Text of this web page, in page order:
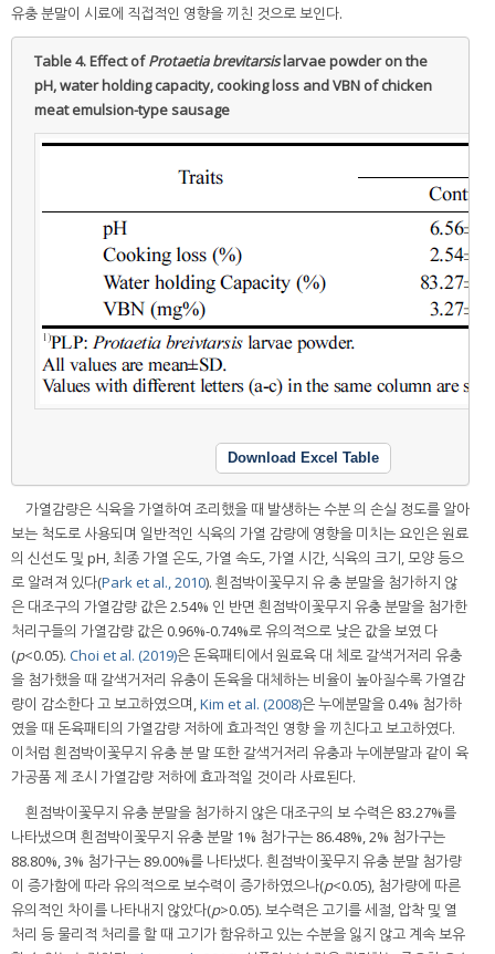
유충 분말이 시료에 직접적인 영향을 끼친 것으로 보인다.
Table 4.Effect ofProtaetia brevitarsislarvae powder on the
pH, water holding capacity, cooking loss and VBN of chicken
meat emulsion-type sausage
Download Excel Table
가열감량은 식육을 가열하여 조리했을 때 발생하는 수분 의 손실 정도를 알아
보는 척도로 사용되며 일반적인 식육의 가열 감량에 영향을 미치는 요인은 원료
의 신선도 및 pH, 최종 가열 온도, 가열 속도, 가열 시간, 식육의 크기, 모양 등으
로 알려져 있다(Park et al., 2010). 흰점박이꽃무지 유 충 분말을 첨가하지 않
은 대조구의 가열감량 값은 2.54% 인 반면 흰점박이꽃무지 유충 분말을 첨가한
처리구들의 가열감량 값은 0.96%-0.74%로 유의적으로 낮은 값을 보였 다
(p<0.05). Choi et al. (2019)은 돈육패티에서 원료육 대 체로 갈색거저리 유충
을 첨가했을 때 갈색거저리 유충이 돈육을 대체하는 비율이 높아질수록 가열감
량이 감소한다 고 보고하였으며,Kim et al. (2008)은 누에분말을 0.4% 첨가하
였을 때 돈육패티의 가열감량 저하에 효과적인 영향 을 끼친다고 보고하였다.
이처럼 흰점박이꽃무지 유충 분 말 또한 갈색거저리 유충과 누에분말과 같이 육
가공품 제 조시 가열감량 저하에 효과적일 것이라 사료된다.
흰점박이꽃무지 유충 분말을 첨가하지 않은 대조구의 보 수력은 83.27%를
나타냈으며 흰점박이꽃무지 유충 분말 1% 첨가구는 86.48%, 2% 첨가구는
88.80%, 3% 첨가구는 89.00%를 나타냈다. 흰점박이꽃무지 유충 분말 첨가량
이 증가함에 따라 유의적으로 보수력이 증가하였으나(p<0.05), 첨가량에 따른
유의적인 차이를 나타내지 않았다(p>0.05). 보수력은 고기를 세절, 압착 및 열
처리 등 물리적 처리를 할 때 고기가 함유하고 있는 수분을 잃지 않고 계속 보유